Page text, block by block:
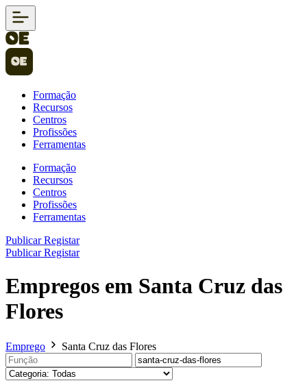
Formação
Recursos
Centros
Profissões
Ferramentas
Formação
Recursos
Centros
Profissões
Ferramentas
PublicarRegistar
PublicarRegistar
Empregos em Santa Cruz das
Flores
Emprego Santa Cruz das Flores